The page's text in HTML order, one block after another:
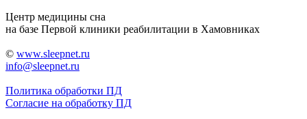
Центр медицины сна
на базе Первой клиники реабилитации в Хамовниках
© www.sleepnet.ru
info@sleepnet.ru
Политика обработки ПД
Согласие на обработку ПД